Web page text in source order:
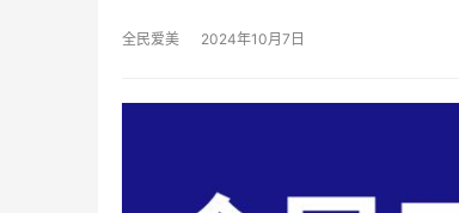
全民爱美 2024年10月7日